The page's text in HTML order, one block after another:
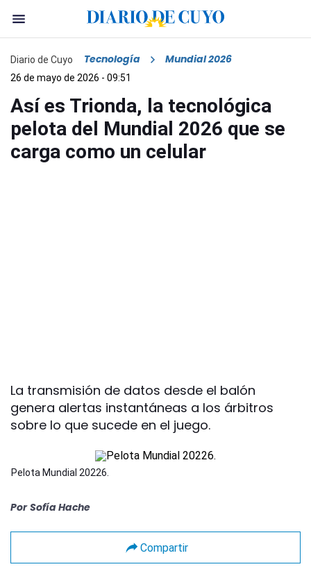
Diario de Cuyo Tecnología Mundial 2026
26 de mayo de 2026 - 09:51
Así es Trionda, la tecnológica
pelota del Mundial 2026 que se
carga como un celular
La transmisión de datos desde el balón
genera alertas instantáneas a los árbitros
sobre lo que sucede en el juego.
Pelota Mundial 20226.
Por Sofía Hache
Compartir